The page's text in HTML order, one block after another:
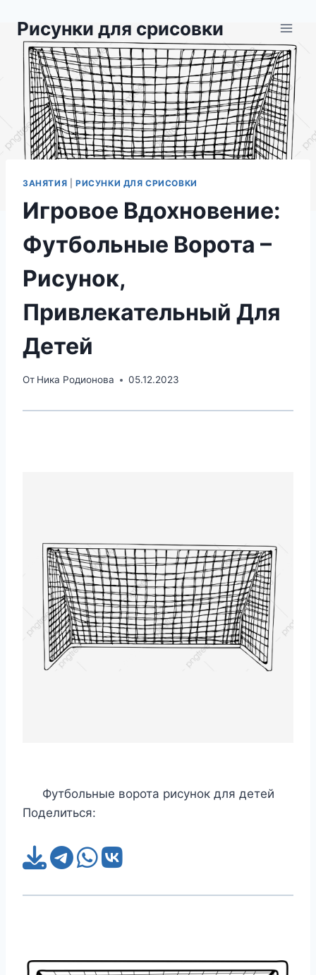
содержимому
Рисунки для срисовки
ЗАНЯТИЯ РИСУНКИ ДЛЯ СРИСОВКИ
Игровое Вдохновение:
Футбольные Ворота –
Рисунок,
Привлекательный Для
Детей
От Ника Родионова 05.12.2023
Футбольные ворота рисунок для детей
Поделиться: